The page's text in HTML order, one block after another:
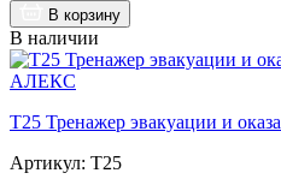
В корзину
В наличии
Т25 Тренажер эвакуации и
Артикул: Т25